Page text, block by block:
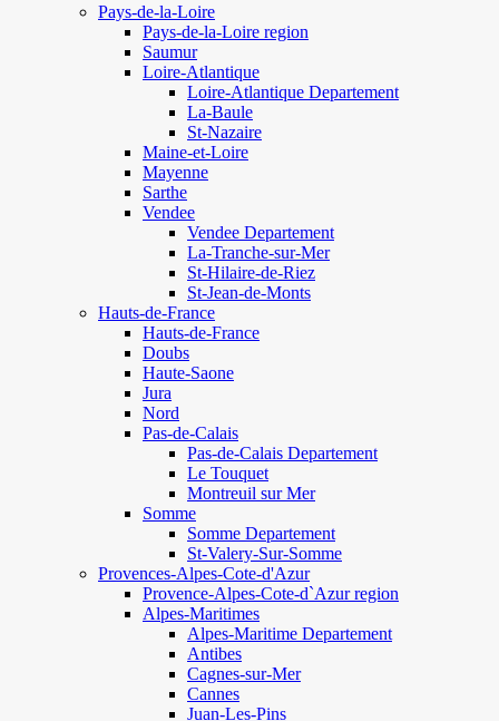
Pays-de-la-Loire
Pays-de-la-Loire region
Saumur
Loire-Atlantique
Loire-Atlantique Departement
La-Baule
St-Nazaire
Maine-et-Loire
Mayenne
Sarthe
Vendee
Vendee Departement
La-Tranche-sur-Mer
St-Hilaire-de-Riez
St-Jean-de-Monts
Hauts-de-France
Hauts-de-France
Doubs
Haute-Saone
Jura
Nord
Pas-de-Calais
Pas-de-Calais Departement
Le Touquet
Montreuil sur Mer
Somme
Somme Departement
St-Valery-Sur-Somme
Provences-Alpes-Cote-d'Azur
Provence-Alpes-Cote-d`Azur region
Alpes-Maritimes
Alpes-Maritime Departement
Antibes
Cagnes-sur-Mer
Cannes
Juan-Les-Pins